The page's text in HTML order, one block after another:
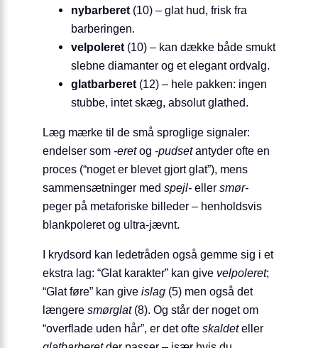
nybarberet (10) – glat hud, frisk fra
barberingen.
velpoleret (10) – kan dække både smukt
slebne diamanter og et elegant ordvalg.
glatbarberet (12) – hele pakken: ingen
stubbe, intet skæg, absolut glathed.
Læg mærke til de små sproglige signaler:
endelser som -eretog -pudsetantyder ofte en
proces (“noget er blevet gjort glat”), mens
sammensætninger med spejl- eller smør-
peger på metaforiske billeder – henholdsvis
blankpoleret og ultra-jævnt.
I krydsord kan ledetråden også gemme sig i et
ekstra lag: “Glat karakter” kan give velpoleret;
“Glat føre” kan give islag (5) men også det
længere smørglat(8). Og står der noget om
“overflade uden hår”, er det ofte skaldeteller